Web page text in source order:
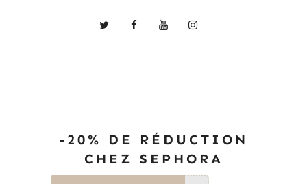
-20% DE RÉDUCTION
CHEZ SEPHORA